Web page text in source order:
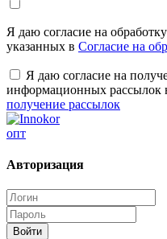
Я даю согласие на
указанных в Согласие на
Я даю согласие на
информационных рассылок
получение рассылок
опт
Авторизация